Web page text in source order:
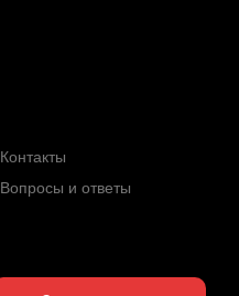
Контакты
Вопросы и ответы